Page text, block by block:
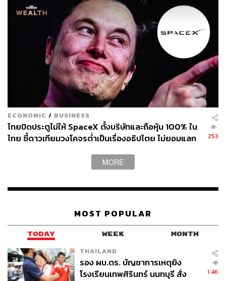
ECONOMIC / BUSINESS
ไทยปิดประตูไม่ให้ SpaceX ตั้งบริษัทและถือหุ้น 100% ใน
ไทย ชี้ดาวเทียมวงโคจรต่ำเป็นเรื่องอธิปไตย ไม่ยอมแลก
253
MORE
MOST POPULAR
TODAY WEEK MONTH
THAILAND
รอง ผบ.ตร. บัญชาการเหตุยิง
โรงเรียนเทพศิรินทร์ นนทบุรี สั่ง
1.4K